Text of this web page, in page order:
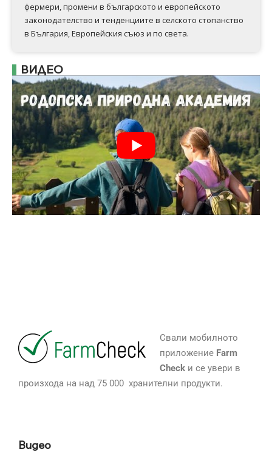
фермери, промени в българското и европейското
законодателство и тенденциите в селското стопанство
в България, Европейския съюз и по света.
ВИДЕО
Свали мобилното
приложение Farm
Checkи се увери в
произхода на над 75 000 хранителни продукти.
Видео